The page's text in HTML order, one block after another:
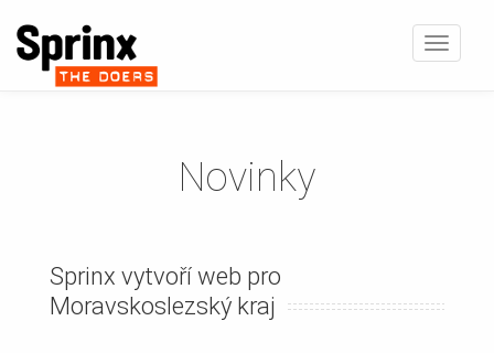
Novinky
Sprinx vytvoří web pro
Moravskoslezský kraj